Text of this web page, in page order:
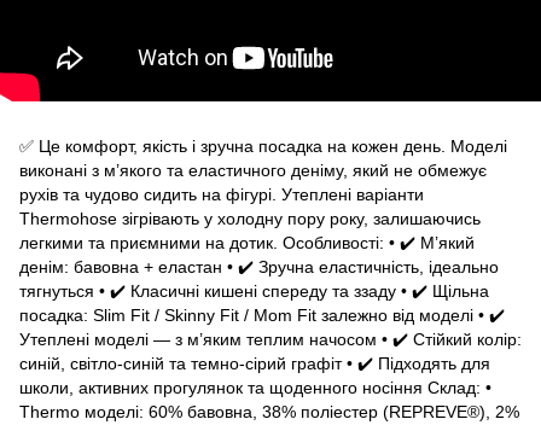
✅ Це комфорт, якість і зручна посадка на кожен день. Моделі
виконані з м’якого та еластичного деніму, який не обмежує
рухів та чудово сидить на фігурі. Утеплені варіанти
Thermohose зігрівають у холодну пору року, залишаючись
легкими та приємними на дотик. Особливості: • ✔️ М’який
денім: бавовна + еластан • ✔️ Зручна еластичність, ідеально
тягнуться • ✔️ Класичні кишені спереду та ззаду • ✔️ Щільна
посадка: Slim Fit / Skinny Fit / Mom Fit залежно від моделі • ✔️
Утеплені моделі — з м’яким теплим начосом • ✔️ Стійкий колір:
синій, світло-синій та темно-сірий графіт • ✔️ Підходять для
школи, активних прогулянок та щоденного носіння Склад: •
Thermo моделі: 60% бавовна, 38% поліестер (REPREVE®), 2%